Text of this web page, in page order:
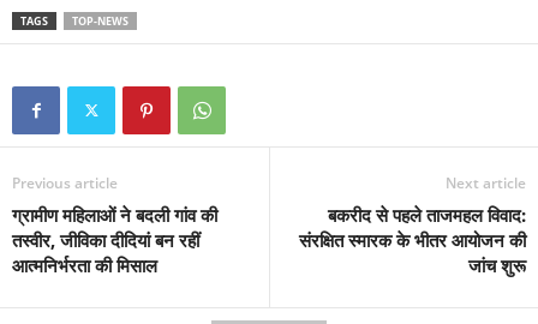
TAGS TOP-NEWS
Previous article
ग्रामीण महिलाओं ने बदली गांव की
तस्वीर, जीविका दीदियां बन रहीं
आत्मनिर्भरता की मिसाल
Next article
बकरीद से पहले ताजमहल विवाद:
संरक्षित स्मारक के भीतर आयोजन की
जांच शुरू